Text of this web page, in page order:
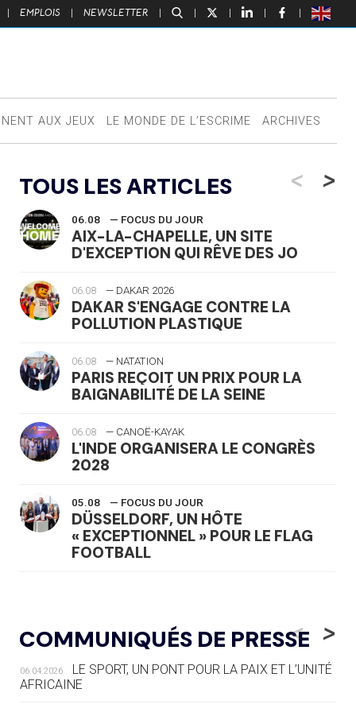
| EMPLOIS | NEWSLETTER | | | | |
AUX JEUX LE MONDE DE L’ESCRIME ARCHIVES
TOUS LES ARTICLES <
06.08 — FOCUS DU JOUR
AIX-LA-CHAPELLE, UN SITE
D'EXCEPTION QUI RÊVE DES JO
06.08 — DAKAR 2026
DAKAR S'ENGAGE CONTRE LA
POLLUTION PLASTIQUE
06.08 — NATATION
PARIS REÇOIT UN PRIX POUR LA
BAIGNABILITÉ DE LA SEINE
06.08 — CANOË-KAYAK
L'INDE ORGANISERA LE CONGRÈS
2028
05.08 — FOCUS DU JOUR
DÜSSELDORF, UN HÔTE
« EXCEPTIONNEL » POUR LE FLAG
FOOTBALL
LE RÊVE DE VOIR LA LUGE ALPINE
AUX JO « N'EST PAS FINI »
05.08 — TIR À L'ARC
DES MONDIAUX À BRISBANE SUR LA
>
COMMUNIQUÉS DE PRESSE
<
06.04.2026
LE SPORT, UN PONT POUR LA PAIX ET L’UNITÉ
AFRICAINE
>